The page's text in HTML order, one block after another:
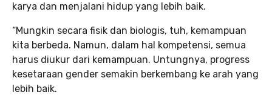
karya dan menjalani hidup yang lebih baik.
“Mungkin secara fisik dan biologis, tuh, kemampuan
kita berbeda. Namun, dalam hal kompetensi, semua
harus diukur dari kemampuan. Untungnya, progress
kesetaraan gender semakin berkembang ke arah yang
lebih baik.